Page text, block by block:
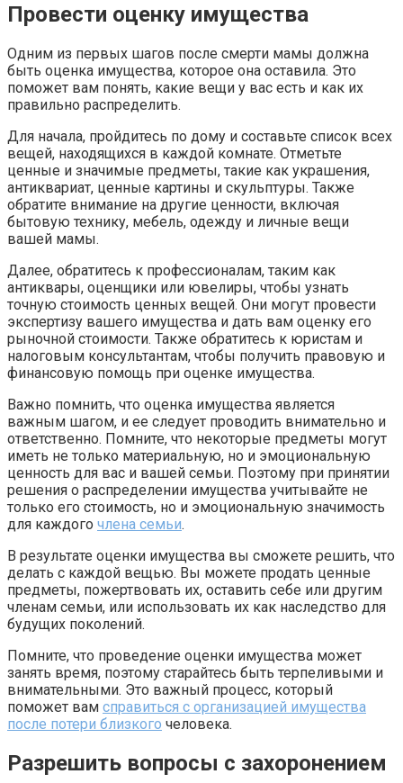
Провести оценку имущества
Одним из первых шагов после смерти мамы должна
быть оценка имущества, которое она оставила. Это
поможет вам понять, какие вещи у вас есть и как их
правильно распределить.
Для начала, пройдитесь по дому и составьте список всех
вещей, находящихся в каждой комнате. Отметьте
ценные и значимые предметы, такие как украшения,
антиквариат, ценные картины и скульптуры. Также
обратите внимание на другие ценности, включая
бытовую технику, мебель, одежду и личные вещи
вашей мамы.
Далее, обратитесь к профессионалам, таким как
антиквары, оценщики или ювелиры, чтобы узнать
точную стоимость ценных вещей. Они могут провести
экспертизу вашего имущества и дать вам оценку его
рыночной стоимости. Также обратитесь к юристам и
налоговым консультантам, чтобы получить правовую и
финансовую помощь при оценке имущества.
Важно помнить, что оценка имущества является
важным шагом, и ее следует проводить внимательно и
ответственно. Помните, что некоторые предметы могут
иметь не только материальную, но и эмоциональную
ценность для вас и вашей семьи. Поэтому при принятии
решения о распределении имущества учитывайте не
только его стоимость, но и эмоциональную значимость
для каждого члена семьи.
В результате оценки имущества вы сможете решить, что
делать с каждой вещью. Вы можете продать ценные
предметы, пожертвовать их, оставить себе или другим
членам семьи, или использовать их как наследство для
будущих поколений.
Помните, что проведение оценки имущества может
занять время, поэтому старайтесь быть терпеливыми и
внимательными. Это важный процесс, который
поможет вам справиться с организацией имущества
после потери близкого человека.
Разрешить вопросы с захоронением